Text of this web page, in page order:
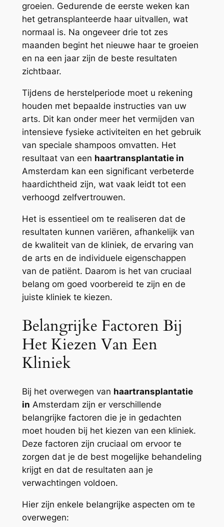
groeien. Gedurende de eerste weken kan
het getransplanteerde haar uitvallen, wat
normaal is. Na ongeveer drie tot zes
maanden begint het nieuwe haar te groeien
en na een jaar zijn de beste resultaten
zichtbaar.
Tijdens de herstelperiode moet u rekening
houden met bepaalde instructies van uw
arts. Dit kan onder meer het vermijden van
intensieve fysieke activiteiten en het gebruik
van speciale shampoos omvatten. Het
resultaat van een haartransplantatie in
Amsterdam kan een significant verbeterde
haardichtheid zijn, wat vaak leidt tot een
verhoogd zelfvertrouwen.
Het is essentieel om te realiseren dat de
resultaten kunnen variëren, afhankelijk van
de kwaliteit van de kliniek, de ervaring van
de arts en de individuele eigenschappen
van de patiënt. Daarom is het van cruciaal
belang om goed voorbereid te zijn en de
juiste kliniek te kiezen.
Belangrijke Factoren Bij
Het Kiezen Van Een
Kliniek
Bij het overwegen van haartransplantatie
in Amsterdam zijn er verschillende
belangrijke factoren die je in gedachten
moet houden bij het kiezen van een kliniek.
Deze factoren zijn cruciaal om ervoor te
zorgen dat je de best mogelijke behandeling
krijgt en dat de resultaten aan je
verwachtingen voldoen.
Hier zijn enkele belangrijke aspecten om te
overwegen: